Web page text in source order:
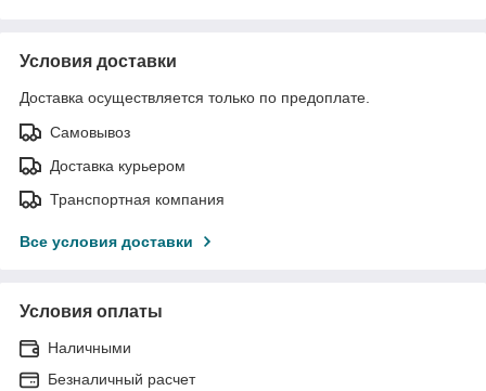
Условия доставки
Доставка осуществляется только по предоплате.
Самовывоз
Доставка курьером
Транспортная компания
Все условия доставки
Условия оплаты
Наличными
Безналичный расчет